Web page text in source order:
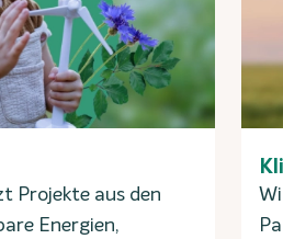
Projekte aus den
Energien,